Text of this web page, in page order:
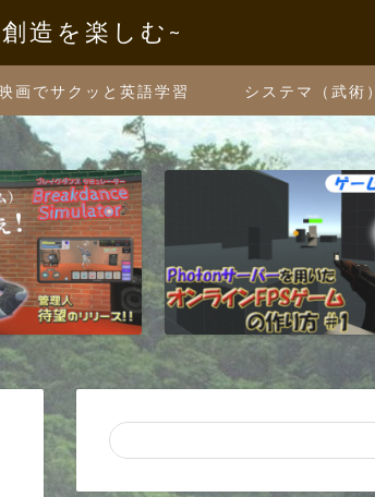
造を楽しむ~
画でサクッと英語学習 システマ（武術）